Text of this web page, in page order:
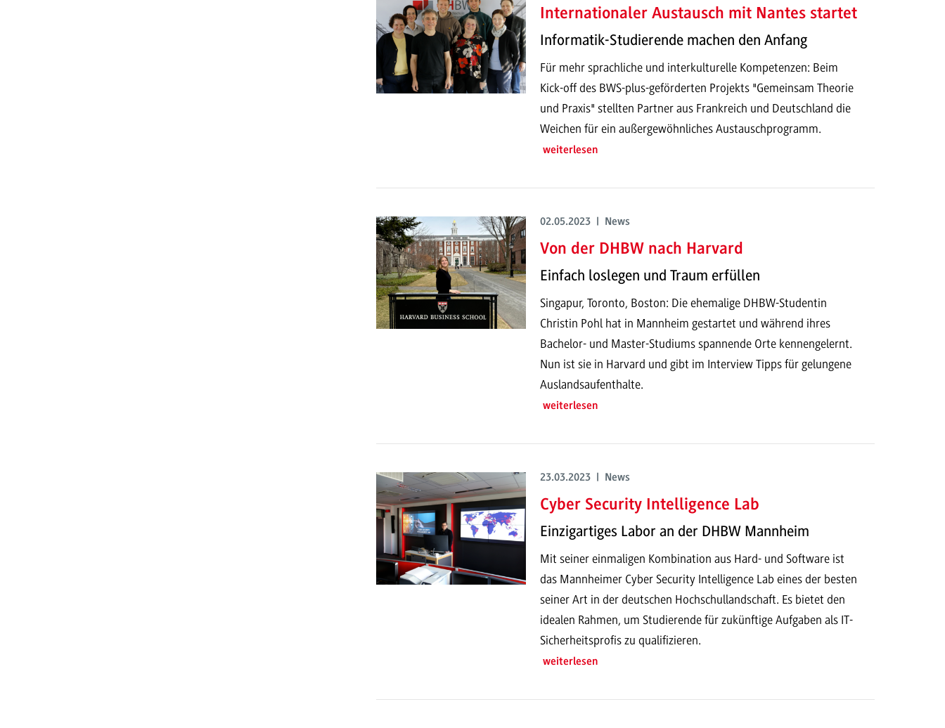
Internationaler Austausch mit Nantes startet
Informatik-Studierende machen den Anfang
Für mehr sprachliche und interkulturelle Kompetenzen: Beim
Kick-off des BWS-plus-geförderten Projekts "Gemeinsam Theorie
und Praxis" stellten Partner aus Frankreich und Deutschland die
Weichen für ein außergewöhnliches Austauschprogramm.
weiterlesen
02.05.2023 | News
Von der DHBW nach Harvard
Einfach loslegen und Traum erfüllen
Singapur, Toronto, Boston: Die ehemalige DHBW-Studentin
Christin Pohl hat in Mannheim gestartet und während ihres
Bachelor- und Master-Studiums spannende Orte kennengelernt.
Nun ist sie in Harvard und gibt im Interview Tipps für gelungene
Auslandsaufenthalte.
weiterlesen
23.03.2023 | News
Cyber Security Intelligence Lab
Einzigartiges Labor an der DHBW Mannheim
Mit seiner einmaligen Kombination aus Hard- und Software ist
das Mannheimer Cyber Security Intelligence Lab eines der besten
seiner Art in der deutschen Hochschullandschaft. Es bietet den
idealen Rahmen, um Studierende für zukünftige Aufgaben als IT-
Sicherheitsprofis zu qualifizieren.
weiterlesen